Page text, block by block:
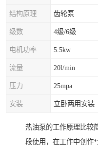
结构原理 齿轮泵
级数 4级/6级
电机功率 5.5kw
流量 20l/min
压力 25mpa
安装 立卧两用安装
热油泵的工作原理比较
段使用，在工作中创作*